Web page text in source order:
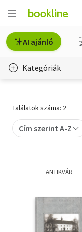
AI ajánló
Kategóriák
Gyermek- és ifjúsági
Művészet
Szakkönyv
Találatok száma: 2
Cím szerint A-Z
ANTIKVÁR